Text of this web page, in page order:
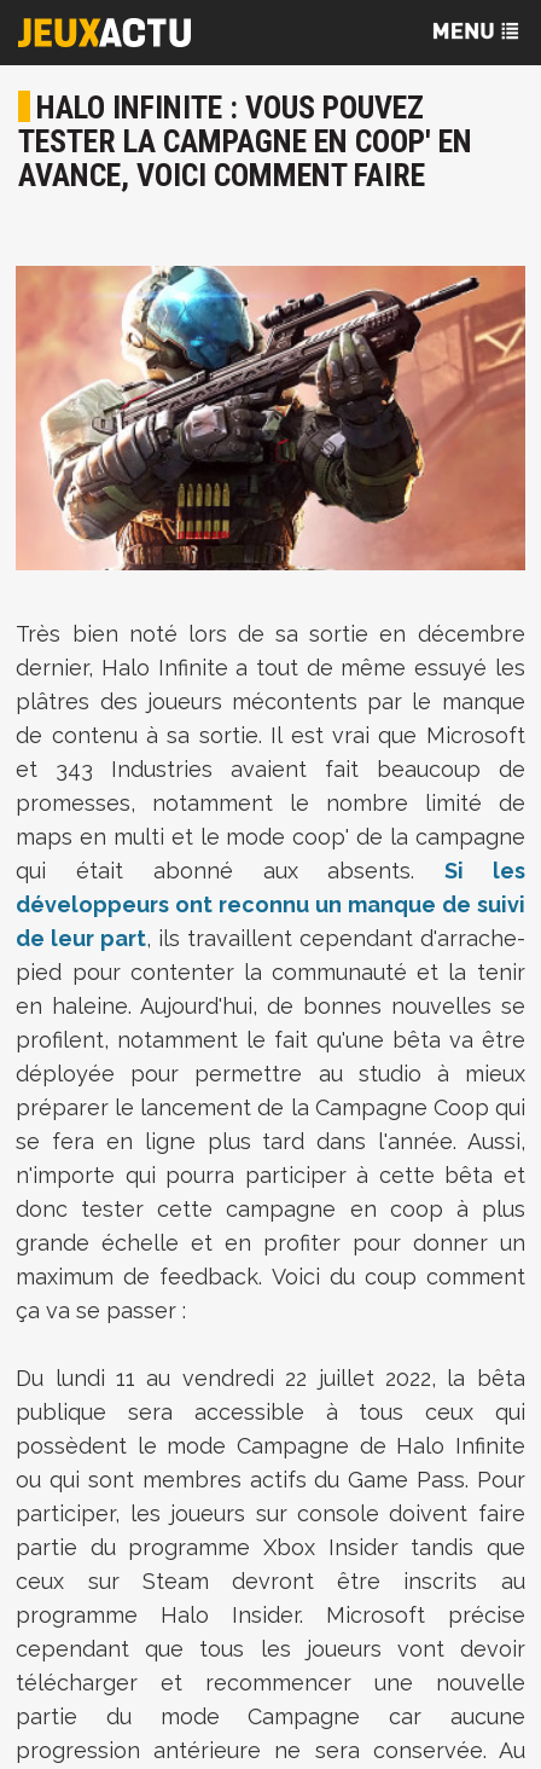
HALO INFINITE : VOUS POUVEZ
TESTER LA CAMPAGNE EN COOP' EN
AVANCE, VOICI COMMENT FAIRE
Très bien noté lors de sa sortie en décembre
dernier, Halo Infinite a tout de même essuyé les
plâtres des joueurs mécontents par le manque
de contenu à sa sortie. Il est vrai que Microsoft
et 343 Industries avaient fait beaucoup de
promesses, notamment le nombre limité de
maps en multi et le mode coop' de la campagne
qui était abonné aux absents. Si les
développeurs ont reconnu un manque de suivi
de leur part, ils travaillent cependant d'arrache-
pied pour contenter la communauté et la tenir
en haleine. Aujourd'hui, de bonnes nouvelles se
profilent, notamment le fait qu'une bêta va être
déployée pour permettre au studio à mieux
préparer le lancement de la Campagne Coop qui
se fera en ligne plus tard dans l'année. Aussi,
n'importe qui pourra participer à cette bêta et
donc tester cette campagne en coop à plus
grande échelle et en profiter pour donner un
maximum de feedback. Voici du coup comment
ça va se passer :
Du lundi 11 au vendredi 22 juillet 2022, la bêta
publique sera accessible à tous ceux qui
possèdent le mode Campagne de Halo Infinite
ou qui sont membres actifs du Game Pass. Pour
participer, les joueurs sur console doivent faire
partie du programme Xbox Insider tandis que
ceux sur Steam devront être inscrits au
programme Halo Insider. Microsoft précise
cependant que tous les joueurs vont devoir
télécharger et recommencer une nouvelle
partie du mode Campagne car aucune
progression antérieure ne sera conservée. Au